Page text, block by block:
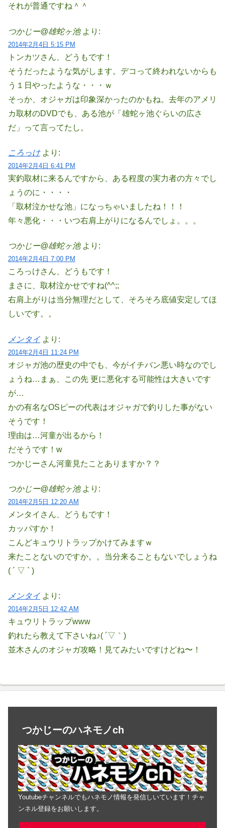
それが普通ですね＾＾
つかじー@雄蛇ヶ池 より:
2014年2月4日 5:15 PM
トンカツさん、どうもです！
そうだったような気がします。デコって終われないからも
う１日やったような・・・ｗ
そっか、オジャガは印象深かったのかもね。去年のアメリ
カ取材のDVDでも、ある池が「雄蛇ヶ池ぐらいの広さ
だ」って言ってたし。
ころっけ より:
2014年2月4日 6:41 PM
実釣取材に来るんですから、ある程度の実力者の方々でし
ょうのに・・・・
「取材泣かせな池」になっちゃいましたね！！！
年々悪化・・・いつ右肩上がりになるんでしょ。。。
つかじー@雄蛇ヶ池 より:
2014年2月4日 7:00 PM
ころっけさん、どうもです！
まさに、取材泣かせですね(^^;;
右肩上がりは当分無理だとして、そろそろ底値安定してほ
しいです。。
メンタイ より:
2014年2月4日 11:24 PM
オジャガ池の歴史の中でも、今がイチバン悪い時なのでし
ょうね…まぁ、この先 更に悪化する可能性は大きいです
が…
かの有名なOSピーの代表はオジャガで釣りした事がない
そうです！
理由は…河童が出るから！
だそうです！w
つかじーさん河童見たことありますか？？
つかじー@雄蛇ヶ池 より:
2014年2月5日 12:20 AM
メンタイさん、どうもです！
カッパすか！
こんどキュウリトラップかけてみますｗ
来たことないのですか。。当分来ることもないでしょうね
( ´ ▽ ` )
メンタイ より:
2014年2月5日 12:42 AM
キュウリトラップwww
釣れたら教えて下さいね♪( ´▽｀)
並木さんのオジャガ攻略！見てみたいですけどね〜！
つかじーのハネモノch
Youtubeチャンネルでもハネモノ情報を発信しいています！チャ
ンネル登録をお願いします。